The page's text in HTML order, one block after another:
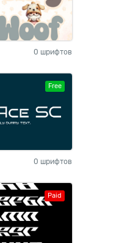
0 шрифтов
Free
0 шрифтов
Paid